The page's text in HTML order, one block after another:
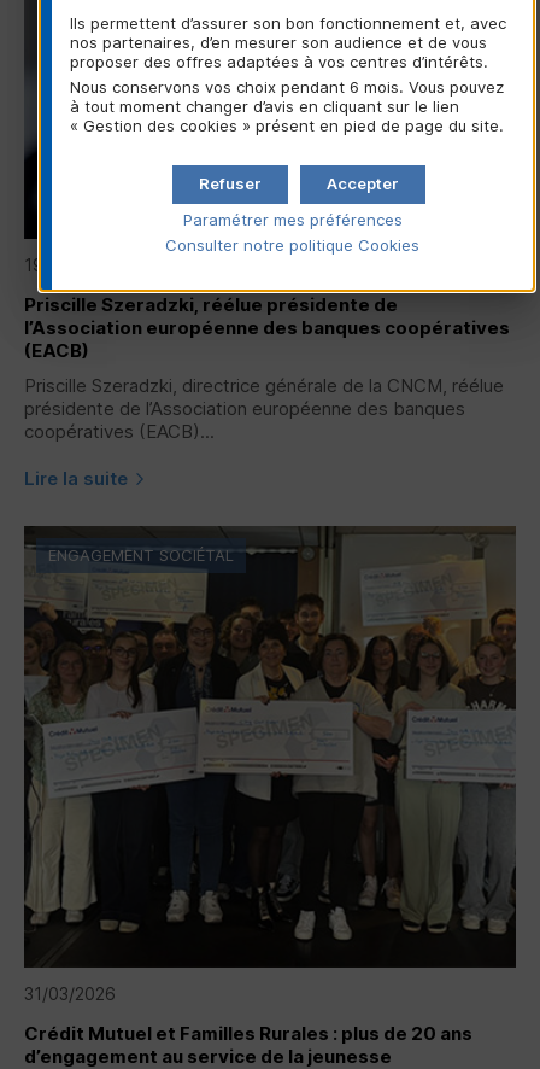
19/06/2026
Priscille Szeradzki, réélue présidente de
l’Association européenne des banques coopératives
(EACB)
Priscille Szeradzki, directrice générale de la CNCM, réélue
présidente de l’Association européenne des banques
coopératives (EACB)...
Lire la suite
31/03/2026
Crédit Mutuel et Familles Rurales : plus de 20 ans
d’engagement au service de la jeunesse
ENGAGEMENT SOCIÉTAL
Ils permettent d’assurer son bon fonctionnement et, avec
nos partenaires, d’en mesurer son audience et de vous
proposer des offres adaptées à vos centres d’intérêts.
Nous conservons vos choix pendant 6 mois. Vous pouvez
à tout moment changer d’avis en cliquant sur le lien
« Gestion des cookies » présent en pied de page du site.
Accepter
Refuser
Paramétrer mes préférences
Consulter notre politique Cookies